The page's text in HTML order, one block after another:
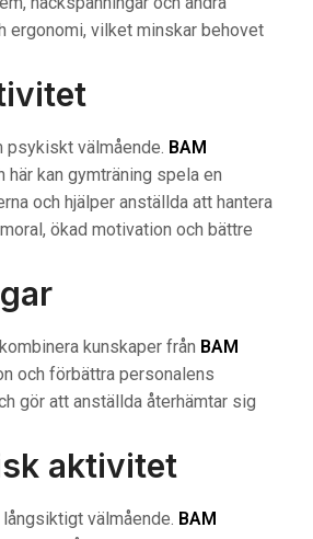
ergonomi, vilket minskar behovet
psykiskt välmående. BAM
kan gymträning spela en
och hjälper anställda att hantera
ökad motivation och bättre
kunskaper från BAM
och förbättra personalens
gör att anställda återhämtar sig
aktivitet
välmående. BAM